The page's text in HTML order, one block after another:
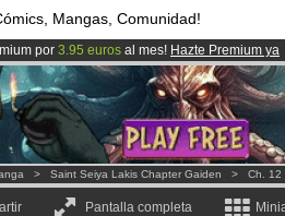
Mangas, Comunidad!
por 3.95 euros al mes! Hazte Premium ya
está desormado lanzado!.
miembrosy 1000 Cómics y Mangas!.
> Saint Seiya Lakis Chapter Gaiden > Ch. 12
Pantalla completa